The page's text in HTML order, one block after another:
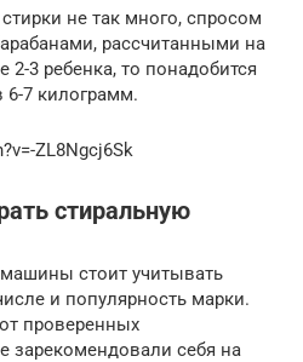
не так много, спросом
рассчитанными на
2-3 ребенка, то понадобится
6-7 килограмм.
ZL8Ngcj6Sk
стиральную
стоит учитывать
и популярность марки.
проверенных
зарекомендовали себя на